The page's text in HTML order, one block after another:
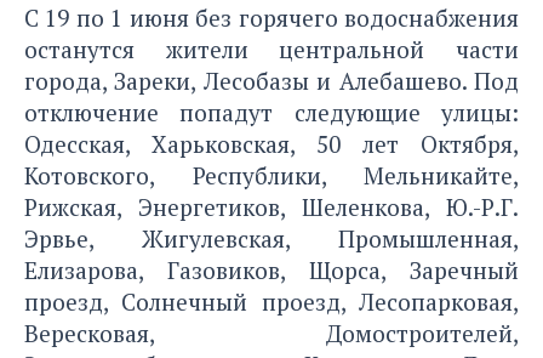
С 19 по 1 июня без горячего водоснабжения
останутся жители центральной части
города, Зареки, Лесобазы и Алебашево. Под
отключение попадут следующие улицы:
Одесская, Харьковская, 50 лет Октября,
Котовского, Республики, Мельникайте,
Рижская, Энергетиков, Шеленкова, Ю.-Р.Г.
Эрвье, Жигулевская, Промышленная,
Елизарова, Газовиков, Щорса, Заречный
проезд, Солнечный проезд, Лесопарковая,
Вересковая, Домостроителей,